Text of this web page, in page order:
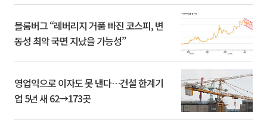
블룸버그 “레버리지 거품 빠진 코스피, 변
동성 최악 국면 지났을 가능성”
영업익으로 이자도 못 낸다…건설 한계기
업 5년 새 62→173곳